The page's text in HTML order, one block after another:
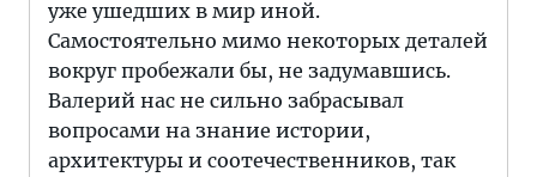
уже ушедших в мир иной.
Самостоятельно мимо некоторых деталей
вокруг пробежали бы, не задумавшись.
Валерий нас не сильно забрасывал
вопросами на знание истории,
архитектуры и соотечественников, так